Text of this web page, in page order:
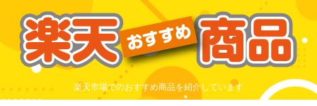
楽天市場でのおすすめ商品を紹介しています